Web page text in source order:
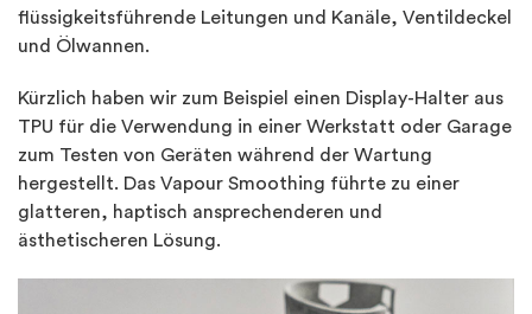
flüssigkeitsführende Leitungen und Kanäle, Ventildeckel
und Ölwannen.
Kürzlich haben wir zum Beispiel einen Display-Halter aus
TPU für die Verwendung in einer Werkstatt oder Garage
zum Testen von Geräten während der Wartung
hergestellt. Das Vapour Smoothing führte zu einer
glatteren, haptisch ansprechenderen und
ästhetischeren Lösung.